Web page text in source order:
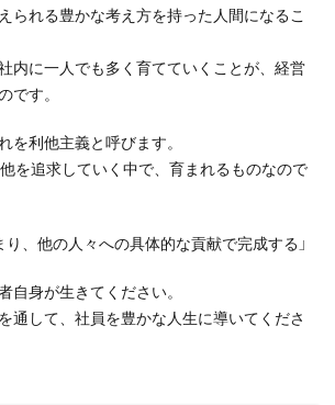
られる豊かな考え方を持った人間になるこ
内に一人でも多く育てていくことが、経営
です。
を利他主義と呼びます。
他を追求していく中で、育まれるものなので
り、他の人々への具体的な貢献で完成する」
自身が生きてください。
通して、社員を豊かな人生に導いてくださ